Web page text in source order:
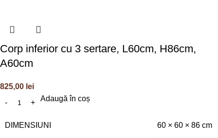
Corp inferior cu 3 sertare, L60cm, H86cm,
A60cm
825,00 lei
Adaugă în coș
DIMENSIUNI 60 × 60 × 86 cm